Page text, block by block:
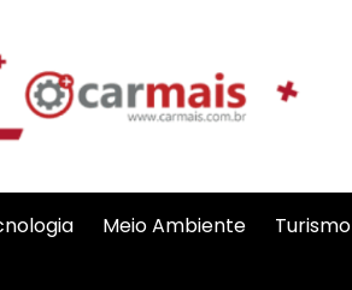
Meio Ambiente Turismo